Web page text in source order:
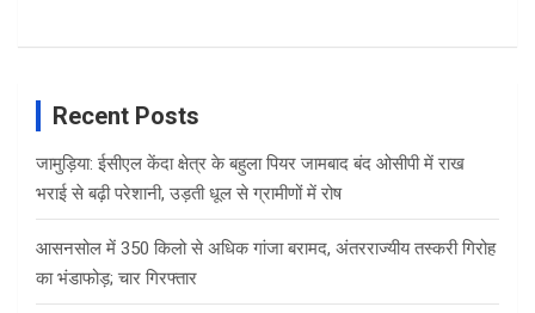
Recent Posts
जामुड़िया: ईसीएल केंदा क्षेत्र के बहुला पियर जामबाद बंद ओसीपी में राख
भराई से बढ़ी परेशानी, उड़ती धूल से ग्रामीणों में रोष
आसनसोल में 350 किलो से अधिक गांजा बरामद, अंतरराज्यीय तस्करी गिरोह
का भंडाफोड़; चार गिरफ्तार